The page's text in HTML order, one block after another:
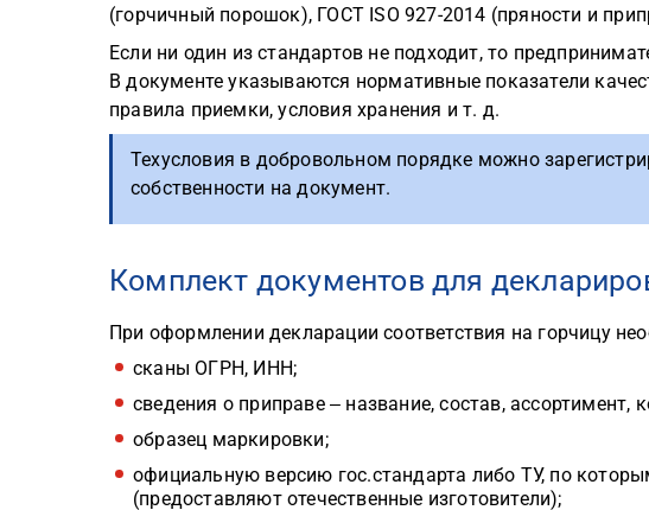
(горчичный порошок), ГОСТ ISO 927-2014 (пряности и
Если ни один из стандартов не подходит, то
В документе указываются нормативные показатели
правила приемки, условия хранения и т. д.
Техусловия в добровольном порядке можно
собственности на документ.
Комплект документов для
При оформлении декларации соответствия на горчицу
сканы ОГРН, ИНН;
сведения о приправе ‒ название, состав, ассортимент,
образец маркировки;
официальную версию гос.стандарта либо ТУ, по
(предоставляют отечественные изготовители);